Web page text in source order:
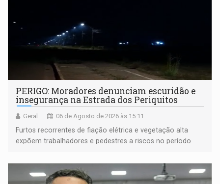
PERIGO: Moradores denunciam escuridão e
insegurança na Estrada dos Periquitos
Geral 06 de Agosto de 2026 às 15:11
Furtos recorrentes de fiação elétrica e vegetação alta
expõem trabalhadores e pedestres a riscos no período